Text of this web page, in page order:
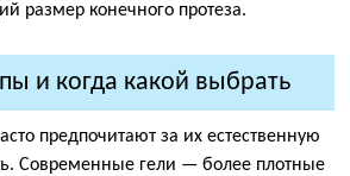
размер конечного протеза.
и когда какой выбрать
предпочитают за их естественную
Современные гели — более плотные